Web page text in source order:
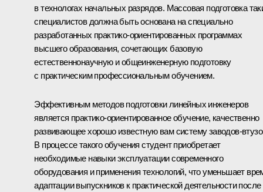
в технологах начальных разрядов. Массовая подготовка
специалистов должна быть основана на специально
разработанных практико-ориентированных программах
высшего образования, сочетающих базовую
естественнонаучную и общеинженерную подготовку
с практическим профессиональным обучением.
Эффективным методов подготовки линейных инженеров
является практико-ориентированное обучение, качественно
развивающее хорошо известную вам систему заводов-
В процессе такого обучения студент приобретает
необходимые навыки эксплуатации современного
оборудования и применения технологий, что уменьшает
адаптации выпускников к практической деятельности после